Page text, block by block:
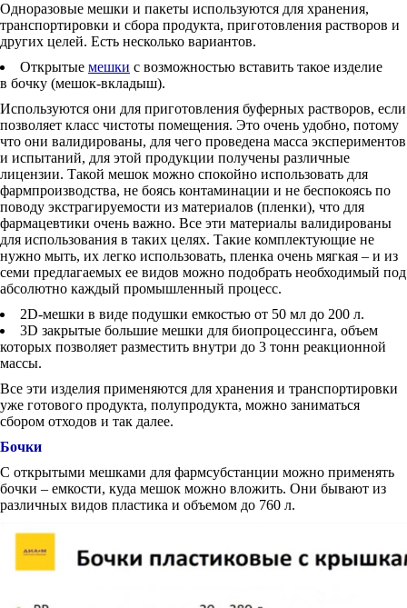
Одноразовые мешки и пакеты используются для хранения,
транспортировки и сбора продукта, приготовления растворов и
других целей. Есть несколько вариантов.
Открытые мешки с возможностью вставить такое изделие
в бочку (мешок-вкладыш).
Используются они для приготовления буферных растворов, если
позволяет класс чистоты помещения. Это очень удобно, потому
что они валидированы, для чего проведена масса экспериментов
и испытаний, для этой продукции получены различные
лицензии. Такой мешок можно спокойно использовать для
фармпроизводства, не боясь контаминации и не беспокоясь по
поводу экстрагируемости из материалов (пленки), что для
фармацевтики очень важно. Все эти материалы валидированы
для использования в таких целях. Такие комплектующие не
нужно мыть, их легко использовать, пленка очень мягкая – и из
семи предлагаемых ее видов можно подобрать необходимый под
абсолютно каждый промышленный процесс.
2D-мешки в виде подушки емкостью от 50 мл до 200 л.
3D закрытые большие мешки для биопроцессинга, объем
которых позволяет разместить внутри до 3 тонн реакционной
массы.
Все эти изделия применяются для хранения и транспортировки
уже готового продукта, полупродукта, можно заниматься
сбором отходов и так далее.
Бочки
С открытыми мешками для фармсубстанции можно применять
бочки – емкости, куда мешок можно вложить. Они бывают из
различных видов пластика и объемом до 760 л.